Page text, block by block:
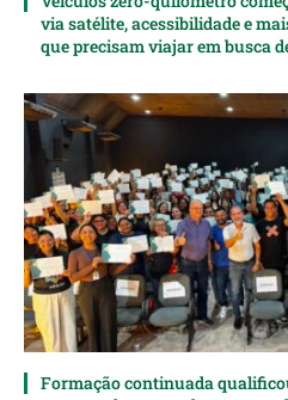
via satélite, acessibilidade e
que precisam viajar em busca
Formação continuada